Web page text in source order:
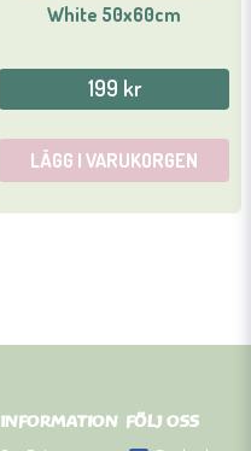
White 50x60cm
199 kr
LÄGG I VARUKORGEN
INFORMATION FÖLJ OSS